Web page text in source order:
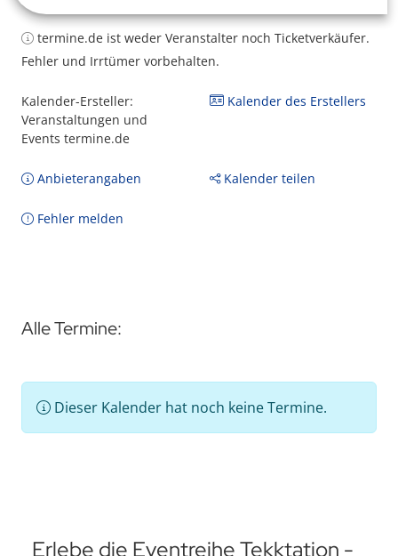
termine.de ist weder Veranstalter noch Ticketverkäufer.
Fehler und Irrtümer vorbehalten.
Kalender-Ersteller:
Veranstaltungen und
Events termine.de
Kalender des Erstellers
Anbieterangaben Kalender teilen
Fehler melden
Alle Termine:
Dieser Kalender hat noch keine Termine.
Erlebe die Eventreihe Tekktation -